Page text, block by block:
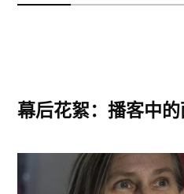
幕后花絮：播客中
纳迪亚·加文（Nadia Gavin）